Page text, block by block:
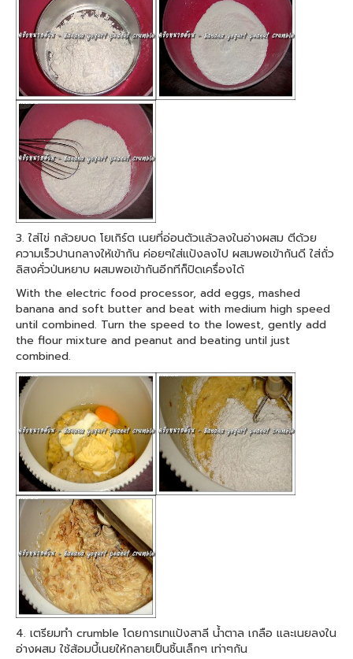
3. ใส่ไข่ กล้วยบด โยเกิร์ต เนยที่อ่อนตัวแล้วลงในอ่างผสม ตีด้วย
ความเร็วปานกลางให้เข้ากัน ค่อยๆใส่แป้งลงไป ผสมพอเข้ากันดี ใส่ถั่ว
ลิสงคั่วป่นหยาบ ผสมพอเข้ากันอีกทีก็ปิดเครื่องได้
With the electric food processor, add eggs, mashed
banana and soft butter and beat with medium high speed
until combined. Turn the speed to the lowest, gently add
the flour mixture and peanut and beating until just
combined.
4. เตรียมทำ crumble โดยการเทแป้งสาลี น้ำตาล เกลือ และเนยลงใน
อ่างผสม ใช้ส้อมบี้เนยให้กลายเป็นชิ้นเล็กๆ เท่าๆกัน